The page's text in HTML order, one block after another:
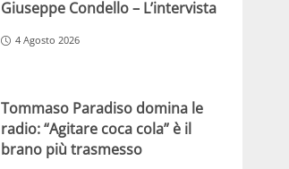
Giuseppe Condello – L’intervista
4 Agosto 2026
Tommaso Paradiso domina le
radio: “Agitare coca cola” è il
brano più trasmesso